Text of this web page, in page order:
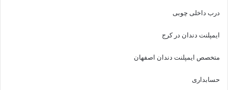
درب داخلی چوبی
ایمپلنت دندان در کرج
متخصص ایمپلنت دندان اصفهان
حسابداری